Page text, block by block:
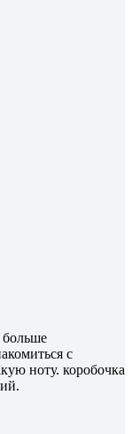
больше
с
ноту. коробочка